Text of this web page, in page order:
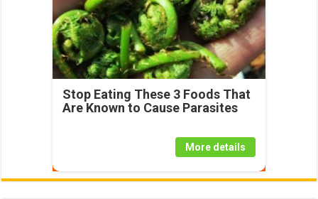
Stop Eating These 3 Foods That
Are Known to Cause Parasites
More details